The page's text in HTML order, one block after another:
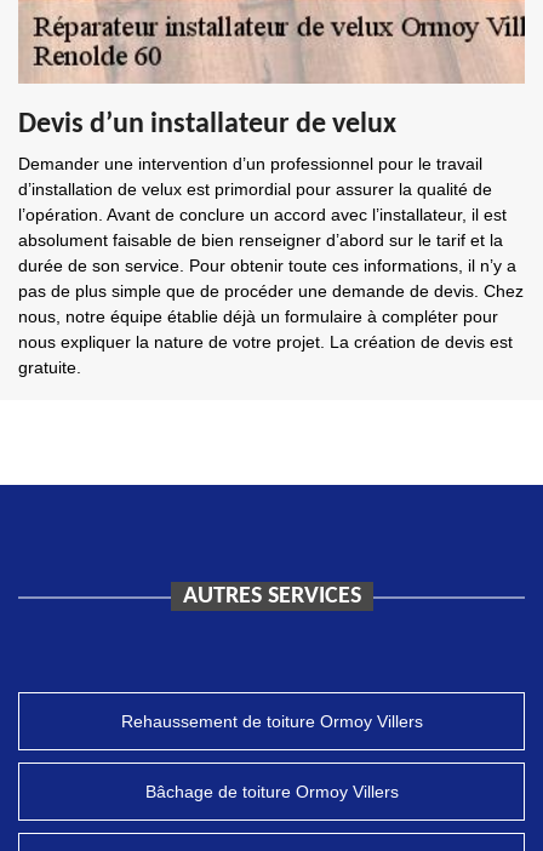
Devis d’un installateur de velux
Demander une intervention d’un professionnel pour le travail
d’installation de velux est primordial pour assurer la qualité de
l’opération. Avant de conclure un accord avec l’installateur, il est
absolument faisable de bien renseigner d’abord sur le tarif et la
durée de son service. Pour obtenir toute ces informations, il n’y a
pas de plus simple que de procéder une demande de devis. Chez
nous, notre équipe établie déjà un formulaire à compléter pour
nous expliquer la nature de votre projet. La création de devis est
gratuite.
AUTRES SERVICES
Rehaussement de toiture Ormoy Villers
Bâchage de toiture Ormoy Villers